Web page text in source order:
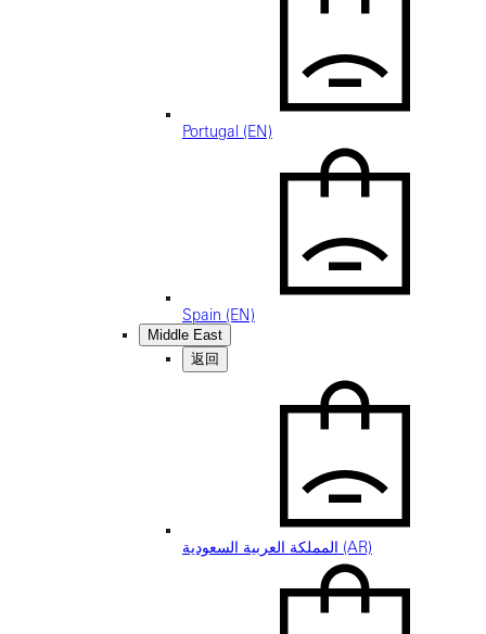
Portugal (EN)
Spain (EN)
Middle East
返回
المملكة العربية السعودية (AR)